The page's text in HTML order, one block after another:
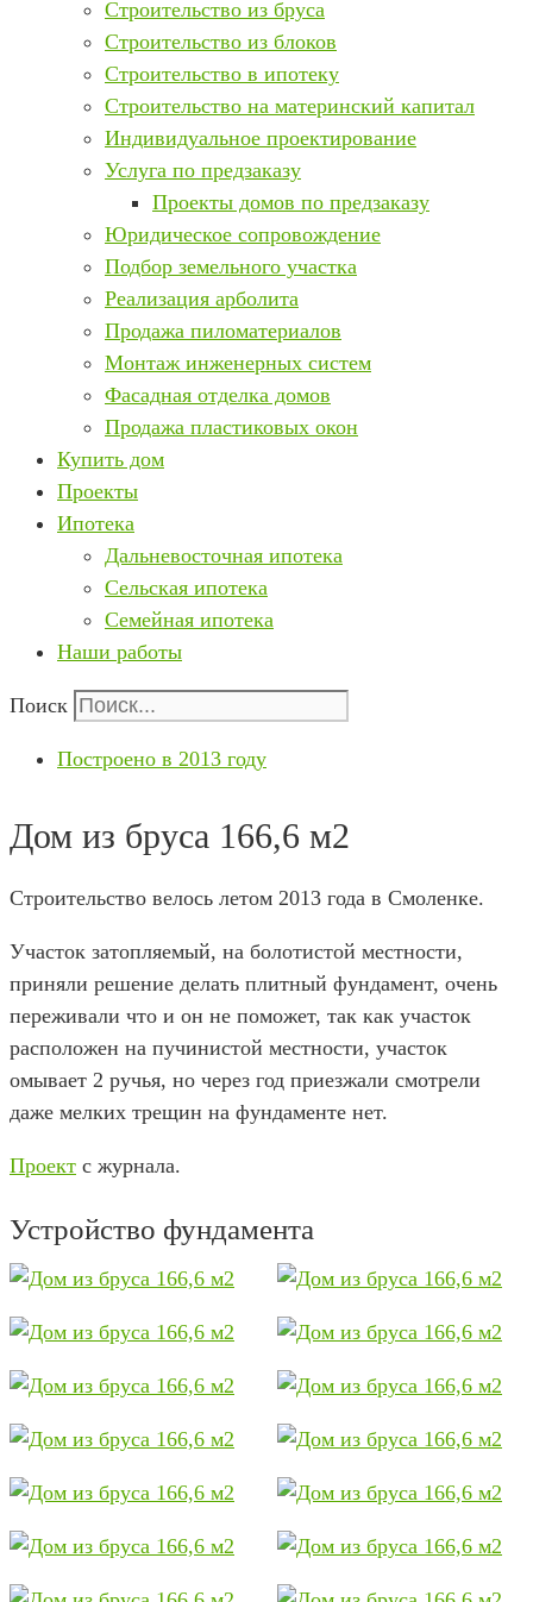
Строительство из бруса
Строительство из блоков
Строительство в ипотеку
Строительство на материнский капитал
Индивидуальное проектирование
Услуга по предзаказу
Проекты домов по предзаказу
Юридическое сопровождение
Подбор земельного участка
Реализация арболита
Продажа пиломатериалов
Монтаж инженерных систем
Фасадная отделка домов
Продажа пластиковых окон
Купить дом
Проекты
Ипотека
Дальневосточная ипотека
Сельская ипотека
Семейная ипотека
Наши работы
Поиск
Построено в 2013 году
Дом из бруса 166,6 м2
Строительство велось летом 2013 года в Смоленке.
Участок затопляемый, на болотистой местности,
приняли решение делать плитный фундамент, очень
переживали что и он не поможет, так как участок
расположен на пучинистой местности, участок
омывает 2 ручья, но через год приезжали смотрели
даже мелких трещин на фундаменте нет.
Проект с журнала.
Устройство фундамента